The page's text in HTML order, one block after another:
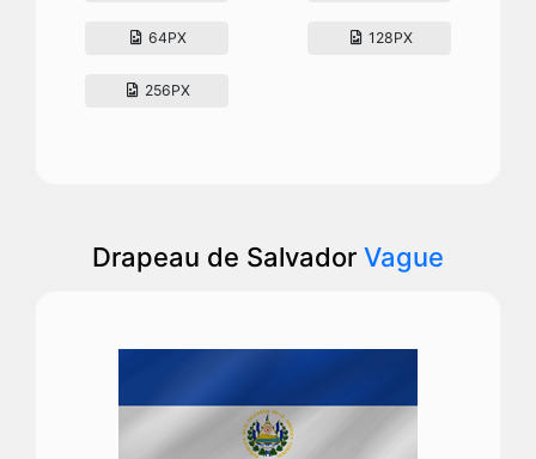
64PX 128PX
256PX
Drapeau de Salvador Vague